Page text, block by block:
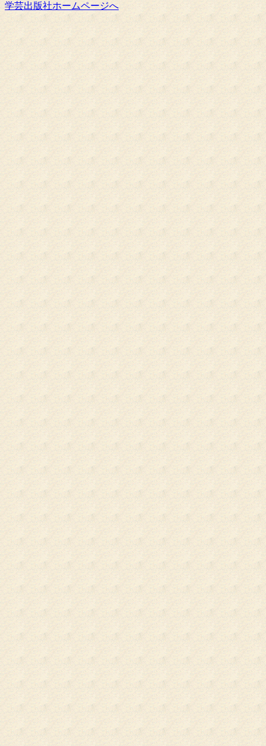
学芸出版社ホームページへ